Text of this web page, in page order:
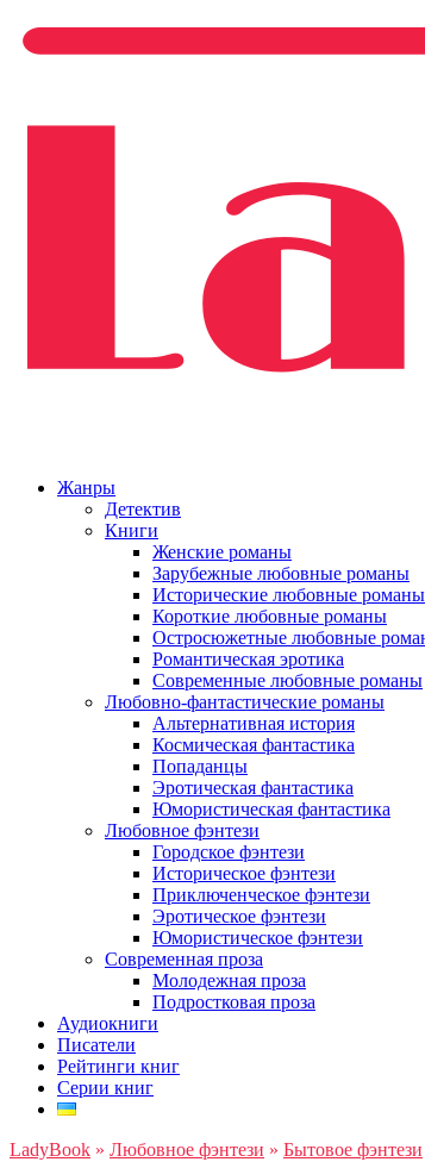
Жанры
Детектив
Книги
Женские романы
Зарубежные любовные романы
Исторические любовные романы
Короткие любовные романы
Остросюжетные любовные
Романтическая эротика
Современные любовные романы
Любовно-фантастические романы
Альтернативная история
Космическая фантастика
Попаданцы
Эротическая фантастика
Юмористическая фантастика
Любовное фэнтези
Городское фэнтези
Историческое фэнтези
Приключенческое фэнтези
Эротическое фэнтези
Юмористическое фэнтези
Современная проза
Молодежная проза
Подростковая проза
Аудиокниги
Писатели
Рейтинги книг
Серии книг
LadyBook » Любовное фэнтези » Бытовое фэнтези